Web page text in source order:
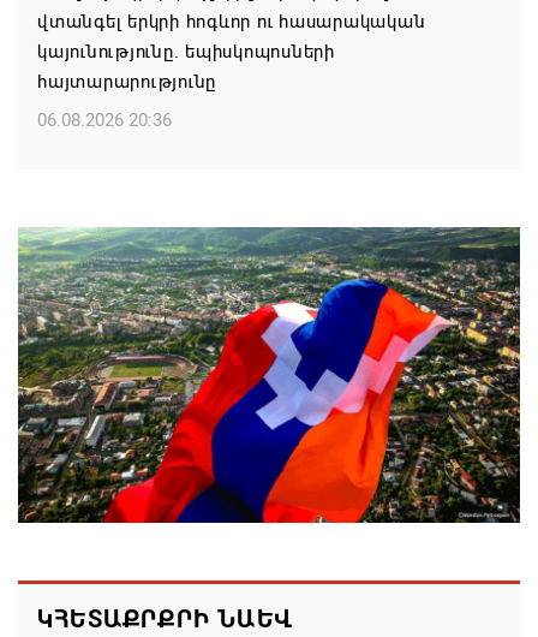
վտանգել երկրի հոգևոր ու հասարակական
կայունությունը. եպիսկոպոսների
հայտարարությունը
06.08.2026 20:36
այցելելուց․ Մատվիենկո
06.08.2026 20:30
ՌԴ–ն ՀՀ–ից երկաթուղու կոնցեսիոն
կառավարման մասին պաշտոնական դիմում չի
ստացել. Օվերչուկ
06.08.2026 19:03
Հայաստանյայց Առաքելական Եկեղեցու
կառավարության հետ խորացող
հակամարտության պատճառով․ Reuters-ի
ԿՀԵՏԱՔՐՔՐԻ ՆԱԵՎ